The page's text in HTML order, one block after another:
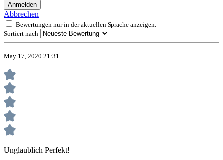
Anmelden
Abbrechen
Bewertungen nur in der aktuellen Sprache anzeigen.
Sortiert nach
May 17, 2020 21:31
Unglaublich Perfekt!